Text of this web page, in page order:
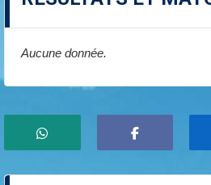
Aucune donnée.